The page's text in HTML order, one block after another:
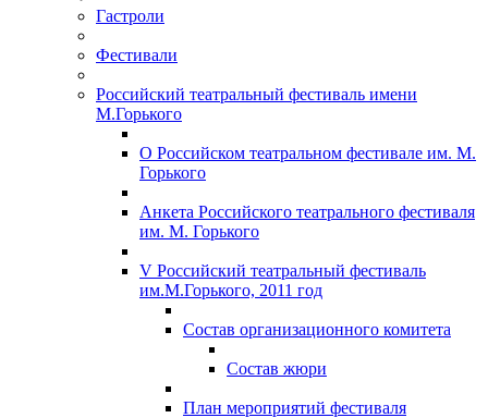
Гастроли
Фестивали
Российский театральный фестиваль имени
М.Горького
О Российском театральном фестивале им. М.
Горького
Анкета Российского театрального фестиваля
им. М. Горького
V Российский театральный фестиваль
им.М.Горького, 2011 год
Состав организационного комитета
Состав жюри
План мероприятий фестиваля